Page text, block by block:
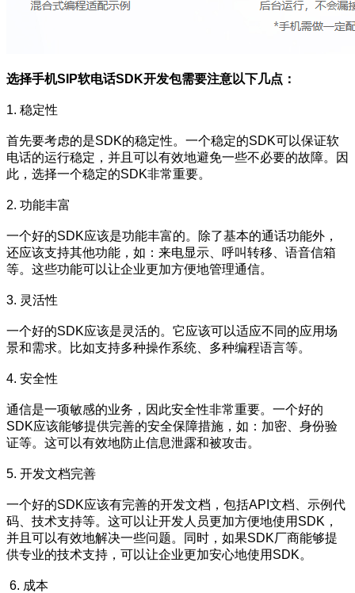
选择手机SIP软电话SDK开发包需要注意以下几点：
1. 稳定性
首先要考虑的是SDK的稳定性。一个稳定的SDK可以保证软
电话的运行稳定，并且可以有效地避免一些不必要的故障。因
此，选择一个稳定的SDK非常重要。
2. 功能丰富
一个好的SDK应该是功能丰富的。除了基本的通话功能外，
还应该支持其他功能，如：来电显示、呼叫转移、语音信箱
等。这些功能可以让企业更加方便地管理通信。
3. 灵活性
一个好的SDK应该是灵活的。它应该可以适应不同的应用场
景和需求。比如支持多种操作系统、多种编程语言等。
4. 安全性
通信是一项敏感的业务，因此安全性非常重要。一个好的
SDK应该能够提供完善的安全保障措施，如：加密、身份验
证等。这可以有效地防止信息泄露和被攻击。
5. 开发文档完善
一个好的SDK应该有完善的开发文档，包括API文档、示例代
码、技术支持等。这可以让开发人员更加方便地使用SDK，
并且可以有效地解决一些问题。同时，如果SDK厂商能够提
供专业的技术支持，可以让企业更加安心地使用SDK。
6. 成本